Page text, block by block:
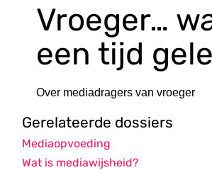
Vroeger…
een tijd
Over mediadragers van vroeger
Gerelateerde dossiers
Mediaopvoeding
Wat is mediawijsheid?